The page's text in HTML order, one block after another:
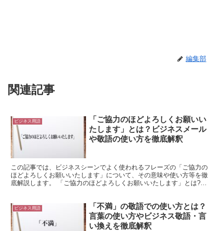
編集部
関連記事
ビジネス用語
「ご協力のほどよろしくお願いい
たします」とは？ビジネスメール
や敬語の使い方を徹底解釈
この記事では、ビジネスシーンでよく使われるフレーズの「ご協力の
ほどよろしくお願いいたします」について、その意味や使い方等を徹
底解説します。 「ご協力のほどよろしくお願いいたします」とは?
ビジネス用語
「不満」の敬語での使い方とは？
言葉の使い方やビジネス敬語・言
い換えを徹底解釈